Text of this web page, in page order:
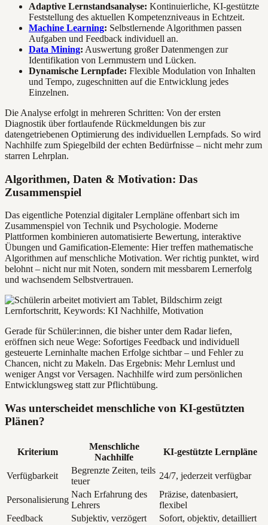
Adaptive Lernstandsanalyse: Kontinuierliche, KI-gestützte
Feststellung des aktuellen Kompetenzniveaus in Echtzeit.
Machine Learning: Selbstlernende Algorithmen passen
Aufgaben und Feedback individuell an.
Data Mining: Auswertung großer Datenmengen zur
Identifikation von Lernmustern und Lücken.
Dynamische Lernpfade: Flexible Modulation von Inhalten
und Tempo, zugeschnitten auf die Entwicklung jedes
Einzelnen.
Die Analyse erfolgt in mehreren Schritten: Von der ersten
Diagnostik über fortlaufende Rückmeldungen bis zur
datengetriebenen Optimierung des individuellen Lernpfads. So wird
Nachhilfe zum Spiegelbild der echten Bedürfnisse – nicht mehr zum
starren Lehrplan.
Algorithmen, Daten & Motivation: Das
Zusammenspiel
Das eigentliche Potenzial digitaler Lernpläne offenbart sich im
Zusammenspiel von Technik und Psychologie. Moderne
Plattformen kombinieren automatisierte Bewertung, interaktive
Übungen und Gamification-Elemente: Hier treffen mathematische
Algorithmen auf menschliche Motivation. Wer richtig punktet, wird
belohnt – nicht nur mit Noten, sondern mit messbarem Lernerfolg
und wachsendem Selbstvertrauen.
Gerade für Schüler:innen, die bisher unter dem Radar liefen,
eröffnen sich neue Wege: Sofortiges Feedback und individuell
gesteuerte Lerninhalte machen Erfolge sichtbar – und Fehler zu
Chancen, nicht zu Makeln. Das Ergebnis: Mehr Lernlust und
weniger Angst vor Versagen. Nachhilfe wird zum persönlichen
Entwicklungsweg statt zur Pflichtübung.
Was unterscheidet menschliche von KI-gestützten
Plänen?
Kriterium
Menschliche
Nachhilfe
KI-gestützte Lernpläne
Verfügbarkeit
Begrenzte Zeiten, teils
teuer
24/7, jederzeit verfügbar
Personalisierung
Nach Erfahrung des
Lehrers
Präzise, datenbasiert,
flexibel
Feedback
Subjektiv, verzögert
Sofort, objektiv, detailliert